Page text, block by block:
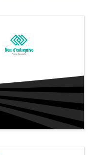
Nom d'entreprise
Phrase d'accroche